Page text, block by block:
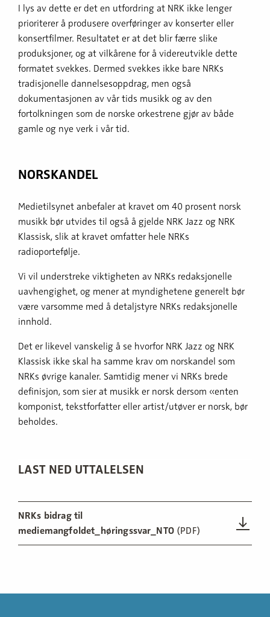
I lys av dette er det en utfordring at NRK ikke lenger
prioriterer å produsere overføringer av konserter eller
konsertfilmer. Resultatet er at det blir færre slike
produksjoner, og at vilkårene for å videreutvikle dette
formatet svekkes. Dermed svekkes ikke bare NRKs
tradisjonelle dannelsesoppdrag, men også
dokumentasjonen av vår tids musikk og av den
fortolkningen som de norske orkestrene gjør av både
gamle og nye verk i vår tid.
NORSKANDEL
Medietilsynet anbefaler at kravet om 40 prosent norsk
musikk bør utvides til også å gjelde NRK Jazz og NRK
Klassisk, slik at kravet omfatter hele NRKs
radioportefølje.
Vi vil understreke viktigheten av NRKs redaksjonelle
uavhengighet, og mener at myndighetene generelt bør
være varsomme med å detaljstyre NRKs redaksjonelle
innhold.
Det er likevel vanskelig å se hvorfor NRK Jazz og NRK
Klassisk ikke skal ha samme krav om norskandel som
NRKs øvrige kanaler. Samtidig mener vi NRKs brede
definisjon, som sier at musikk er norsk dersom «enten
komponist, tekstforfatter eller artist/utøver er norsk, bør
beholdes.
LAST NED UTTALELSEN
NRKs bidrag til
mediemangfoldet_høringssvar_NTO(PDF)